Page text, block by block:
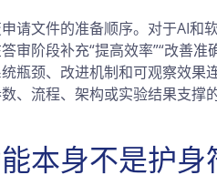
请文件的准备顺序。对于AI和
审阶段补充“提高效率”“改善
瓶颈、改进机制和可观察效果
、流程、架构或实验结果支撑
本身不是护身